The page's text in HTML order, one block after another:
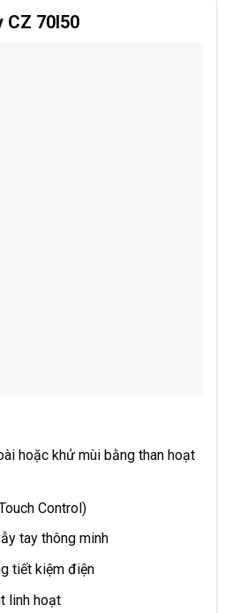
CZ 70I50
hoặc khử mùi bằng than hoạt
Control)
tay thông minh
tiết kiệm điện
linh hoạt